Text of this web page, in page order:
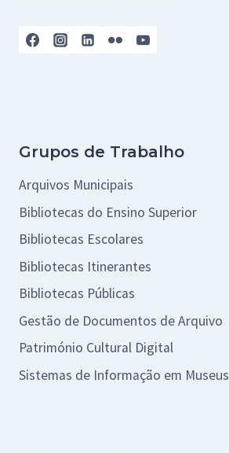
Grupos de Trabalho
Arquivos Municipais
Bibliotecas do Ensino Superior
Bibliotecas Escolares
Bibliotecas Itinerantes
Bibliotecas Públicas
Gestão de Documentos de Arquivo
Património Cultural Digital
Sistemas de Informação em Museus